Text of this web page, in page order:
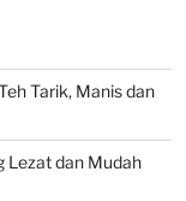
Tarik, Manis dan
Lezat dan Mudah